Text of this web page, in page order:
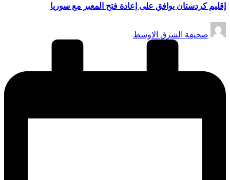
إقليم كردستان يوافق على إعادة فتح المعبر مع سوريا
تمّ
النشرصحيفة الشرق الاوسط